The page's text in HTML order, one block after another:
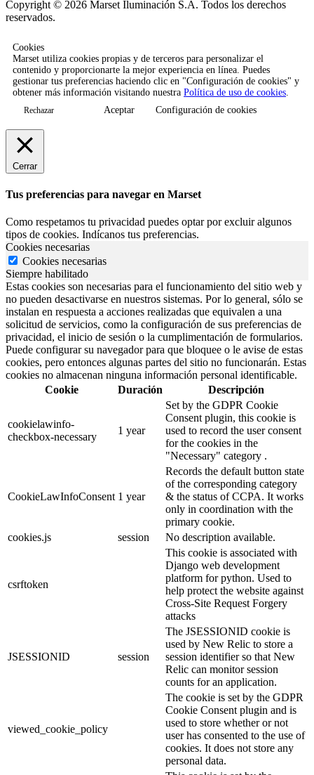
Copyright © 2026 Marset Iluminación S.A. Todos los derechos
reservados.
Cookies
Marset utiliza cookies propias y de terceros para personalizar el
contenido y proporcionarte la mejor experiencia en línea. Puedes
gestionar tus preferencias haciendo clic en "Configuración de cookies" y
obtener más información visitando nuestra Política de uso de cookies
Rechazar Aceptar Configuración de cookies
Cerrar
Tus preferencias para navegar en Marset
Como respetamos tu privacidad puedes optar por excluir algunos
tipos de cookies. Indícanos tus preferencias.
Cookies necesarias
Cookies necesarias
Siempre habilitado
Estas cookies son necesarias para el funcionamiento del sitio web y
no pueden desactivarse en nuestros sistemas. Por lo general, sólo se
instalan en respuesta a acciones realizadas que equivalen a una
solicitud de servicios, como la configuración de sus preferencias de
privacidad, el inicio de sesión o la cumplimentación de formularios.
Puede configurar su navegador para que bloquee o le avise de estas
cookies, pero entonces algunas partes del sitio no funcionarán. Estas
cookies no almacenan ninguna información personal identificable.
Cookie
Duración Descripción
cookielawinfo-
checkbox-necessary
1 year
Set by the GDPR Cookie
Consent plugin, this cookie is
used to record the user consent
for the cookies in the
"Necessary" category .
CookieLawInfoConsent 1 year
Records the default button state
of the corresponding category
& the status of CCPA. It works
only in coordination with the
primary cookie.
cookies.js
session No description available.
csrftoken
This cookie is associated with
Django web development
platform for python. Used to
help protect the website against
Cross-Site Request Forgery
attacks
JSESSIONID session
The JSESSIONID cookie is
used by New Relic to store a
session identifier so that New
Relic can monitor session
counts for an application.
viewed_cookie_policy
The cookie is set by the GDPR
Cookie Consent plugin and is
used to store whether or not
user has consented to the use of
cookies. It does not store any
personal data.